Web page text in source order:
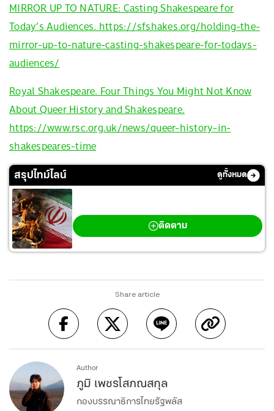
MIRROR UP TO NATURE: Casting Shakespeare for
Today’s Audiences. https://sfshakes.org/holding-the-
mirror-up-to-nature-casting-shakespeare-for-todays-
audiences/
Royal Shakespeare. Four Things You Might Not Know
About Queer History and Shakespeare.
https://www.rsc.org.uk/news/queer-history-in-
shakespeares-time
สรุปไทม์ไลน์ ดูทั้งหมด
ติดตาม
Share article
Author
ภูมิ เพชรโสภณสกุล
กองบรรณาธิการไทยรัฐพลัส